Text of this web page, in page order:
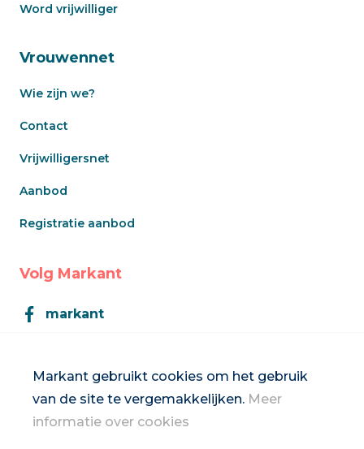
Markant gebruikt cookies om het gebruik
van de site te vergemakkelijken. Meer
informatie over cookies
Word vrijwilliger
Vrouwennet
Wie zijn we?
Contact
Vrijwilligersnet
Aanbod
Registratie aanbod
Volg Markant
markant
Inschrijven op de nieuwsbrief